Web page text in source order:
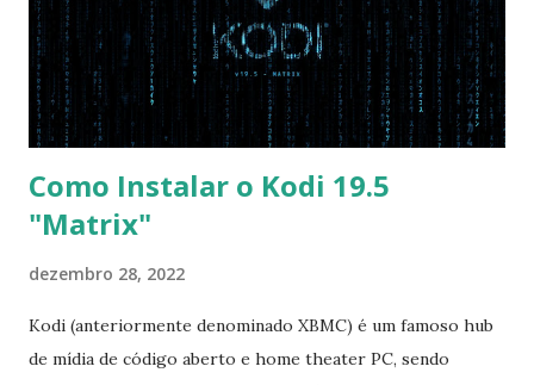
vai garantir que ele tente primeiro o boot pela USB, depois
pelo CD e por último no HD. Apenas as opções acima são
as necessá...
Como Instalar o Kodi 19.5
"Matrix"
dezembro 28, 2022
Kodi (anteriormente denominado XBMC) é um famoso hub
de mídia de código aberto e home theater PC, sendo